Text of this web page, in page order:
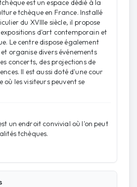
est un espace dédié à la
tchèque en France. Installé
du XVIIIe siècle, il propose
d'art contemporain et
Le centre dispose également
organise divers événements
concerts, des projections de
Il est aussi doté d'une cour
les visiteurs peuvent se
un endroit convivial où l'on peut
tchèques.